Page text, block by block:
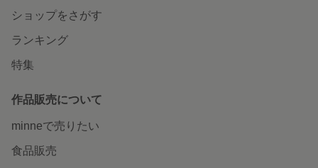
ショップをさがす
ランキング
特集
作品販売について
minneで売りたい
食品販売